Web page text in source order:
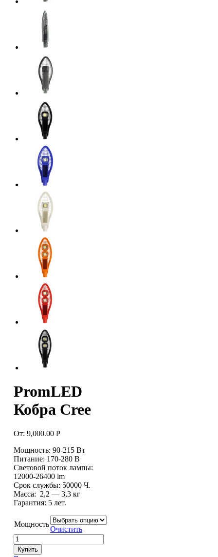
PromLED
Кобра Cree
От: 9,000.00 Р
Мощность: 90-215 Вт
Питание: 170-280 В
Световой поток лампы:
12000-26400 lm
Срок службы: 50000 Ч.
Масса: 2,2 — 3,3 кг
Гарантия: 5 лет.
Мощность
Очистить
Купить